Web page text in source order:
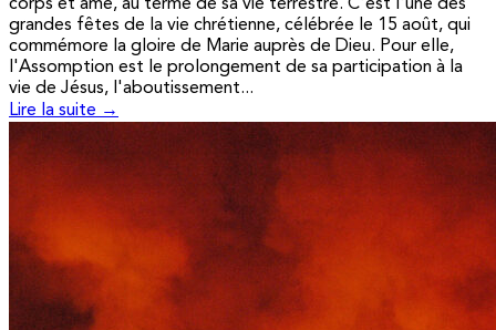
corps et âme, au terme de sa vie terrestre. C'est l'une des
grandes fêtes de la vie chrétienne, célébrée le 15 août, qui
commémore la gloire de Marie auprès de Dieu. Pour elle,
l'Assomption est le prolongement de sa participation à la
vie de Jésus, l'aboutissement...
Lire la suite →